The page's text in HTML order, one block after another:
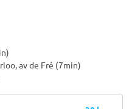
av de Fré (7min)